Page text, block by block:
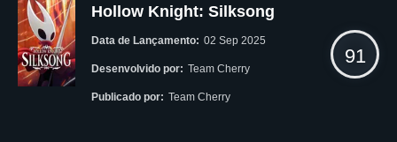
Hollow Knight: Silksong
Data de Lançamento: 02 Sep 2025
Desenvolvido por: Team Cherry
Publicado por: Team Cherry
91